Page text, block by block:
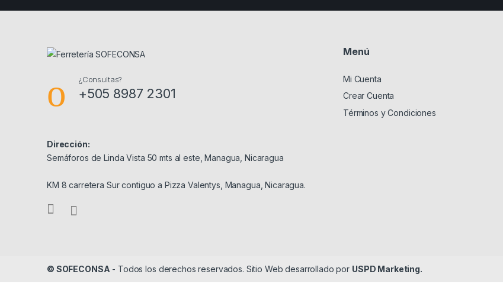
¿Consultas?
+505 8987 2301
Dirección:
Semáforos de Linda Vista 50 mts al este, Managua, Nicaragua
KM 8 carretera Sur contiguo a Pizza Valentys, Managua, Nicaragua.
Menú
Mi Cuenta
Crear Cuenta
Términos y Condiciones
© SOFECONSA - Todos los derechos reservados. Sitio Web desarrollado por USPD Marketing.